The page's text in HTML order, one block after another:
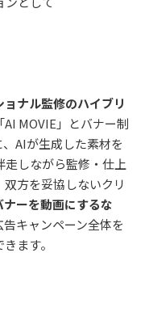
ナル監修のハイブリ
MOVIE」とバナー制
AIが生成した素材を
しながら監修・仕上
方を妥協しないクリ
ナーを動画にするな
告キャンペーン全体を
ます。